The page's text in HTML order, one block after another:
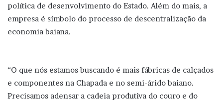
política de desenvolvimento do Estado. Além do mais, a
empresa é símbolo do processo de descentralização da
economia baiana.
“O que nós estamos buscando é mais fábricas de calçados
e componentes na Chapada e no semi-árido baiano.
Precisamos adensar a cadeia produtiva do couro e do